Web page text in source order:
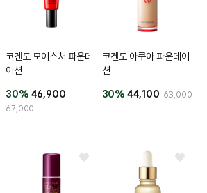
코겐도 모이스처 파운데
이션
30% 46,900
67,000
코겐도 아쿠아 파운데이
션
30% 44,100 63,000